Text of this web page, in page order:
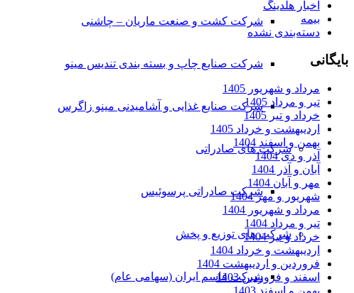
شرکت کشت و صنعت ماریان – چاشنی
شرکت صنایع چاپ و بسته بندی تندیس مینو
شرکت صنایع غذایی و آشامیدنی مینو زاگرس
شرکت های صادراتی
شرکت صادراتی پرسوئیس
شرکت های توزیع و پخش
شرکت قاسم ایران (سهامی عام)
اخبار هلدینگ
بیمه
دسته‌بندی نشده
بایگانی
مرداد و شهریور 1405
تیر و مرداد 1405
خرداد و تیر 1405
اردیبهشت و خرداد 1405
بهمن و اسفند 1404
آذر و دی 1404
آبان و آذر 1404
مهر و آبان 1404
شهریور و مهر 1404
مرداد و شهریور 1404
تیر و مرداد 1404
خرداد و تیر 1404
اردیبهشت و خرداد 1404
فروردین و اردیبهشت 1404
اسفند و فروردین 1403
بهمن و اسفند 1403